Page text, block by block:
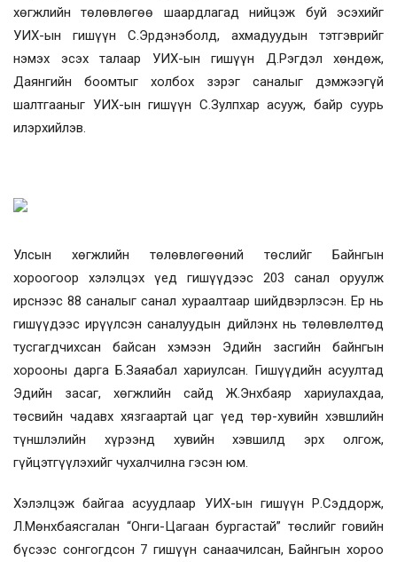
хөгжлийн төлөвлөгөө шаардлагад нийцэж буй эсэхийг
УИХ-ын гишүүн С.Эрдэнэболд, ахмадуудын тэтгэврийг
нэмэх эсэх талаар УИХ-ын гишүүн Д.Рэгдэл хөндөж,
Даянгийн боомтыг холбох зэрэг саналыг дэмжээгүй
шалтгааныг УИХ-ын гишүүн С.Зулпхар асууж, байр суурь
илэрхийлэв.
Улсын хөгжлийн төлөвлөгөөний төслийг Байнгын
хороогоор хэлэлцэх үед гишүүдээс 203 санал оруулж
ирснээс 88 саналыг санал хураалтаар шийдвэрлэсэн. Ер нь
гишүүдээс ирүүлсэн саналуудын дийлэнх нь төлөвлөлтөд
тусгагдчихсан байсан хэмээн Эдийн засгийн байнгын
хорооны дарга Б.Заяабал хариулсан. Гишүүдийн асуултад
Эдийн засаг, хөгжлийн сайд Ж.Энхбаяр хариулахдаа,
төсвийн чадавх хязгаартай цаг үед төр-хувийн хэвшлийн
түншлэлийн хүрээнд хувийн хэвшилд эрх олгож,
гүйцэтгүүлэхийг чухалчилна гэсэн юм.
Хэлэлцэж байгаа асуудлаар УИХ-ын гишүүн Р.Сэддорж,
Л.Мөнхбаясгалан “Онги-Цагаан бургастай” төслийг говийн
бүсээс сонгогдсон 7 гишүүн санаачилсан, Байнгын хороо